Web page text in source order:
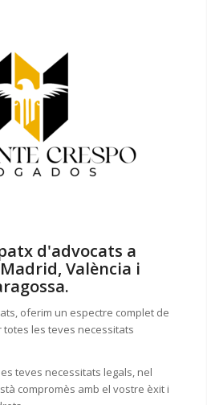
d'advocats a
València i
oferim un espectre complet de
les teves necessitats
teves necessitats legals, nel
compromès amb el vostre èxit i